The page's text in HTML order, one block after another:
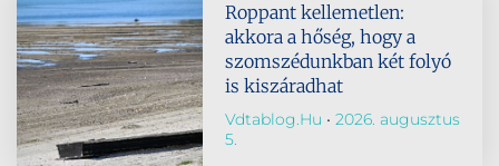
Roppant kellemetlen:
akkora a hőség, hogy a
szomszédunkban két folyó
is kiszáradhat
Vdtablog.hu
2026. augusztus
5.